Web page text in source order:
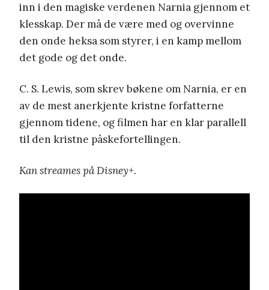
inn i den magiske verdenen Narnia gjennom et
klesskap. Der må de være med og overvinne
den onde heksa som styrer, i en kamp mellom
det gode og det onde.
C. S. Lewis, som skrev bøkene om Narnia, er en
av de mest anerkjente kristne forfatterne
gjennom tidene, og filmen har en klar parallell
til den kristne påskefortellingen.
Kan streames på Disney+.